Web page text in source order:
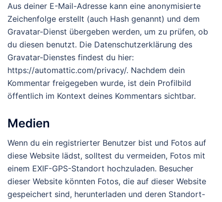
Aus deiner E-Mail-Adresse kann eine anonymisierte
Zeichenfolge erstellt (auch Hash genannt) und dem
Gravatar-Dienst übergeben werden, um zu prüfen, ob
du diesen benutzt. Die Datenschutzerklärung des
Gravatar-Dienstes findest du hier:
https://automattic.com/privacy/. Nachdem dein
Kommentar freigegeben wurde, ist dein Profilbild
öffentlich im Kontext deines Kommentars sichtbar.
Medien
Wenn du ein registrierter Benutzer bist und Fotos auf
diese Website lädst, solltest du vermeiden, Fotos mit
einem EXIF-GPS-Standort hochzuladen. Besucher
dieser Website könnten Fotos, die auf dieser Website
gespeichert sind, herunterladen und deren Standort-